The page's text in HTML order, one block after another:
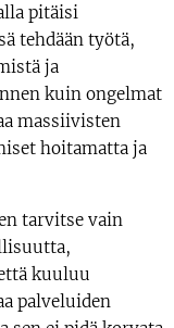
pitäisi
tehdään työtä,
ja
kuin ongelmat
massiivisten
hoitamatta ja
tarvitse vain
kuuluu
palveluiden